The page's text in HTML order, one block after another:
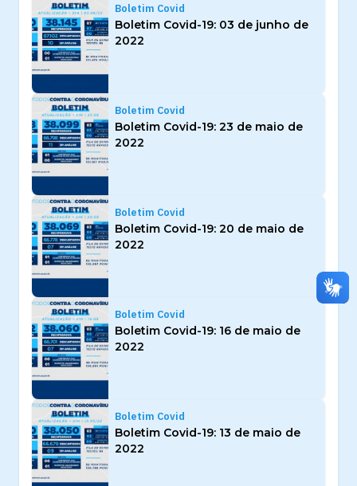
Boletim Covid
Boletim Covid-19: 03 de junho de
2022
Boletim Covid
Boletim Covid-19: 23 de maio de
2022
Boletim Covid
Boletim Covid-19: 20 de maio de
2022
Boletim Covid
Boletim Covid-19: 16 de maio de
2022
Boletim Covid
Boletim Covid-19: 13 de maio de
2022